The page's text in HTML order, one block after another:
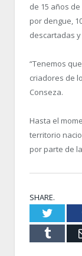
de 15 años
por dengue,
descartadas
“Tenemos
criadores de
Conseza.
Hasta el
territorio
por parte de
SHARE.